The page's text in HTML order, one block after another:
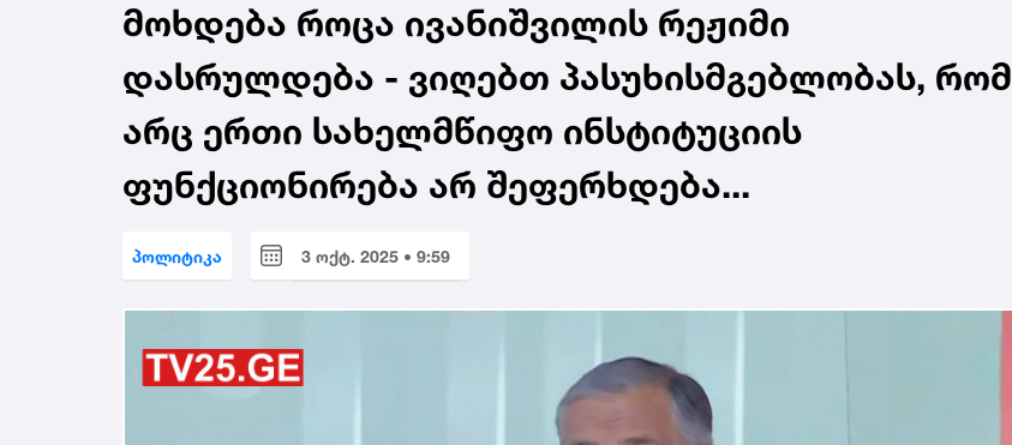
მოხდება როცა ივანიშვილის რეჟიმი
დასრულდება - ვიღებთ პასუხისმგებლობას, რომ
არც ერთი სახელმწიფო ინსტიტუციის
ფუნქციონირება არ შეფერხდება...
პოლიტიკა 3 ოქტ. 2025 • 9:59